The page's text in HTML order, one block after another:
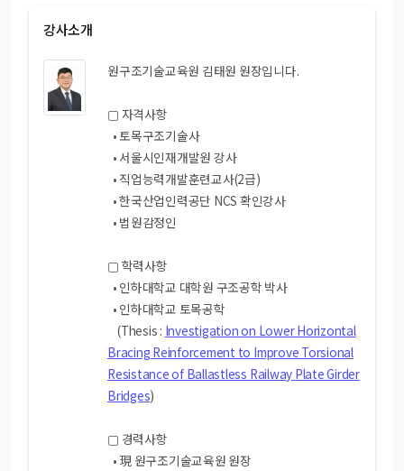
강사소개
원구조기술교육원 김태원 원장입니다.
▢ 자격사항
• 토목구조기술사
• 서울시인재개발원 강사
• 직업능력개발훈련교사(2급)
• 한국산업인력공단 NCS 확인강사
• 법원감정인
▢ 학력사항
• 인하대학교 대학원 구조공학 박사
• 인하대학교 토목공학
(Thesis : Investigation on Lower Horizontal
Bracing Reinforcement to Improve Torsional
Resistance of Ballastless Railway Plate Girder
Bridges)
▢ 경력사항
• 現 원구조기술교육원 원장